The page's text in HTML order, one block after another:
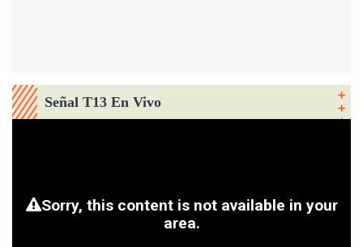
Señal T13 En Vivo